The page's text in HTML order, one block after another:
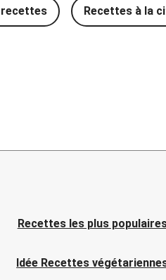
Recettes à la
Recettes les plus
Idée Recettes